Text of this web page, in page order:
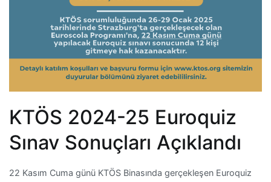
KTÖS 2024-25 Euroquiz
Sınav Sonuçları Açıklandı
22 Kasım Cuma günü KTÖS Binasında gerçekleşen Euroquiz